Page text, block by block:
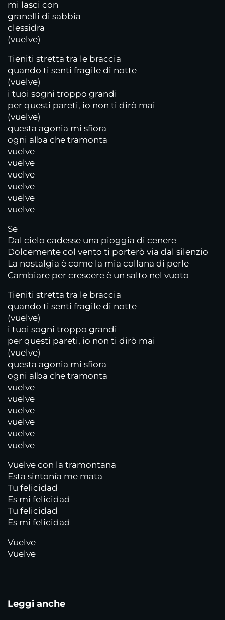
mi lasci con
granelli di sabbia
clessidra
(vuelve)
Tieniti stretta tra le braccia
quando ti senti fragile di notte
(vuelve)
i tuoi sogni troppo grandi
per questi pareti, io non ti dirò mai
(vuelve)
questa agonia mi sfiora
ogni alba che tramonta
vuelve
vuelve
vuelve
vuelve
vuelve
vuelve
Se
Dal cielo cadesse una pioggia di cenere
Dolcemente col vento ti porterò via dal silenzio
La nostalgia è come la mia collana di perle
Cambiare per crescere è un salto nel vuoto
Tieniti stretta tra le braccia
quando ti senti fragile di notte
(vuelve)
i tuoi sogni troppo grandi
per questi pareti, io non ti dirò mai
(vuelve)
questa agonia mi sfiora
ogni alba che tramonta
vuelve
vuelve
vuelve
vuelve
vuelve
vuelve
Vuelve con la tramontana
Esta sintonía me mata
Tu felicidad
Es mi felicidad
Tu felicidad
Es mi felicidad
Vuelve
Vuelve
Leggi anche